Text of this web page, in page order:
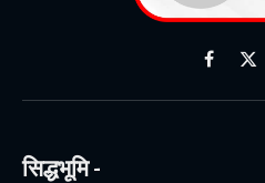
Facebook
X
सिद्धभूमि -